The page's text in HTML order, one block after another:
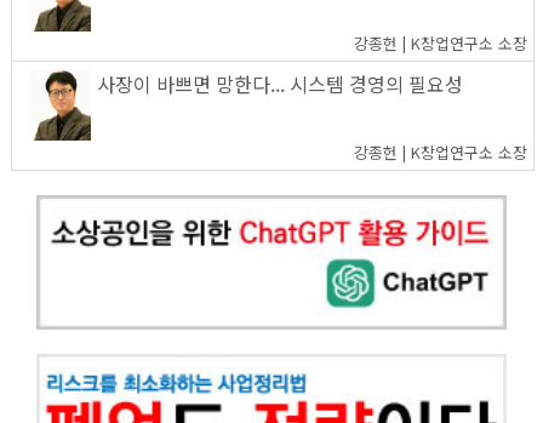
강종헌 | K창업연구소 소장
사장이 바쁘면 망한다... 시스템 경영의 필요성
강종헌 | K창업연구소 소장